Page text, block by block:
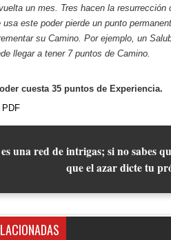
un mes. Tres hacen la
usa este poder pierde un punto
su Camino. Por ejemplo, un
llegar a tener 7 puntos de Camino.
cuesta 35 puntos de Experiencia.
PDF
una red de intrigas; si no sabes
que el azar dicte tu